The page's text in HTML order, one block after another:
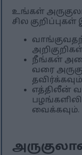
உங்கள்
சில
நீங்கள்
வரை
எத்திலீன்
வைக்கவும்.